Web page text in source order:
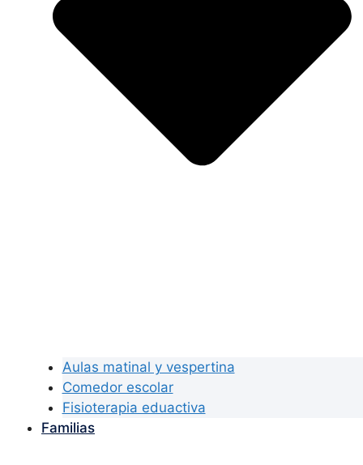
Aulas matinal y vespertina
Comedor escolar
Fisioterapia eduactiva
Familias